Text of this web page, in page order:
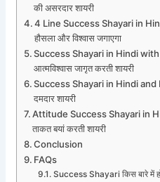
की असरदार शायरी
4 Line Success Shayari in
हौसला और विश्वास जगाएगा
Success Shayari in Hindi with
आत्मविश्वास जागृत करती शायरी
Success Shayari in Hindi and
दमदार शायरी
Attitude Success Shayari in
ताकत बयां करती शायरी
Conclusion
FAQs
Success Shayari किस बारे में